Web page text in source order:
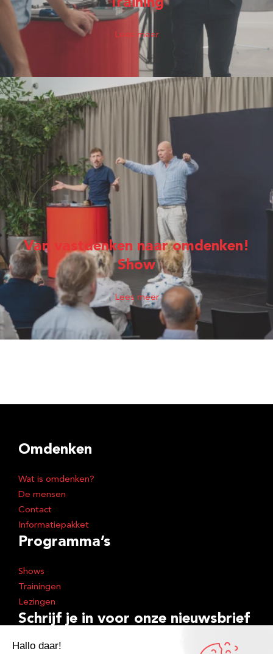
Training
Lees meer
Van vastdenken naar omdenken!
Show
Lees meer
Omdenken
Wat is omdenken?
De mensen
Contact
Informatiepakket
Programma’s
Shows
Trainingen
Lezingen
Schrijf je in voor onze nieuwsbrief
E